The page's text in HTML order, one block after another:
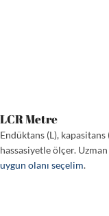
LCR Metre
Endüktans (L),
hassasiyetle ölçer.
uygun olanı seçelim.